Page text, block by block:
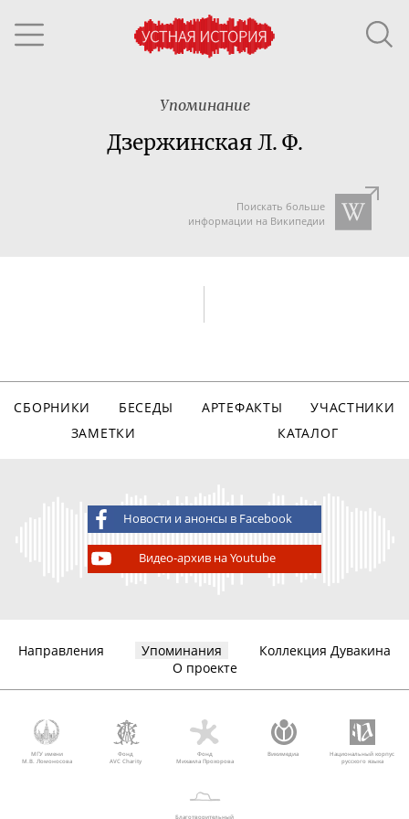
Упоминание
Дзержинская Л. Ф.
Поискать больше
информации на Википедии
СБОРНИКИ БЕСЕДЫ АРТЕФАКТЫ
УЧАСТНИКИ
ЗАМЕТКИ
КАТАЛОГ
Новости и анонсы в Facebook
Видео-архив на Youtube
Направления Упоминания
Коллекция Дувакина
О проекте
МГУ имени
М.В. Ломоносова
Фонд
AVC Charity
Фонд
Михаила Прохорова
Викимедиа
Национальный корпус
русского языка
Благотворительный